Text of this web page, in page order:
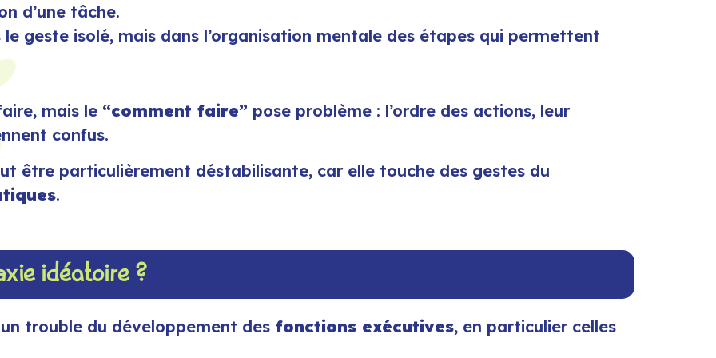
d’une tâche.
geste isolé, mais dans l’organisation mentale des étapes qui permettent
mais le “comment faire” pose problème : l’ordre des actions, leur
confus.
être particulièrement déstabilisante, car elle touche des gestes du
.
idéatoire ?
trouble du développement des fonctions exécutives, en particulier celles